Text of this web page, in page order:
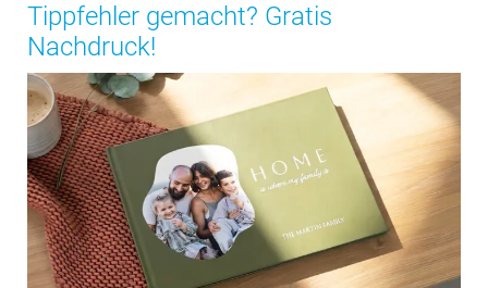
Tippfehler gemacht? Gratis
Nachdruck!